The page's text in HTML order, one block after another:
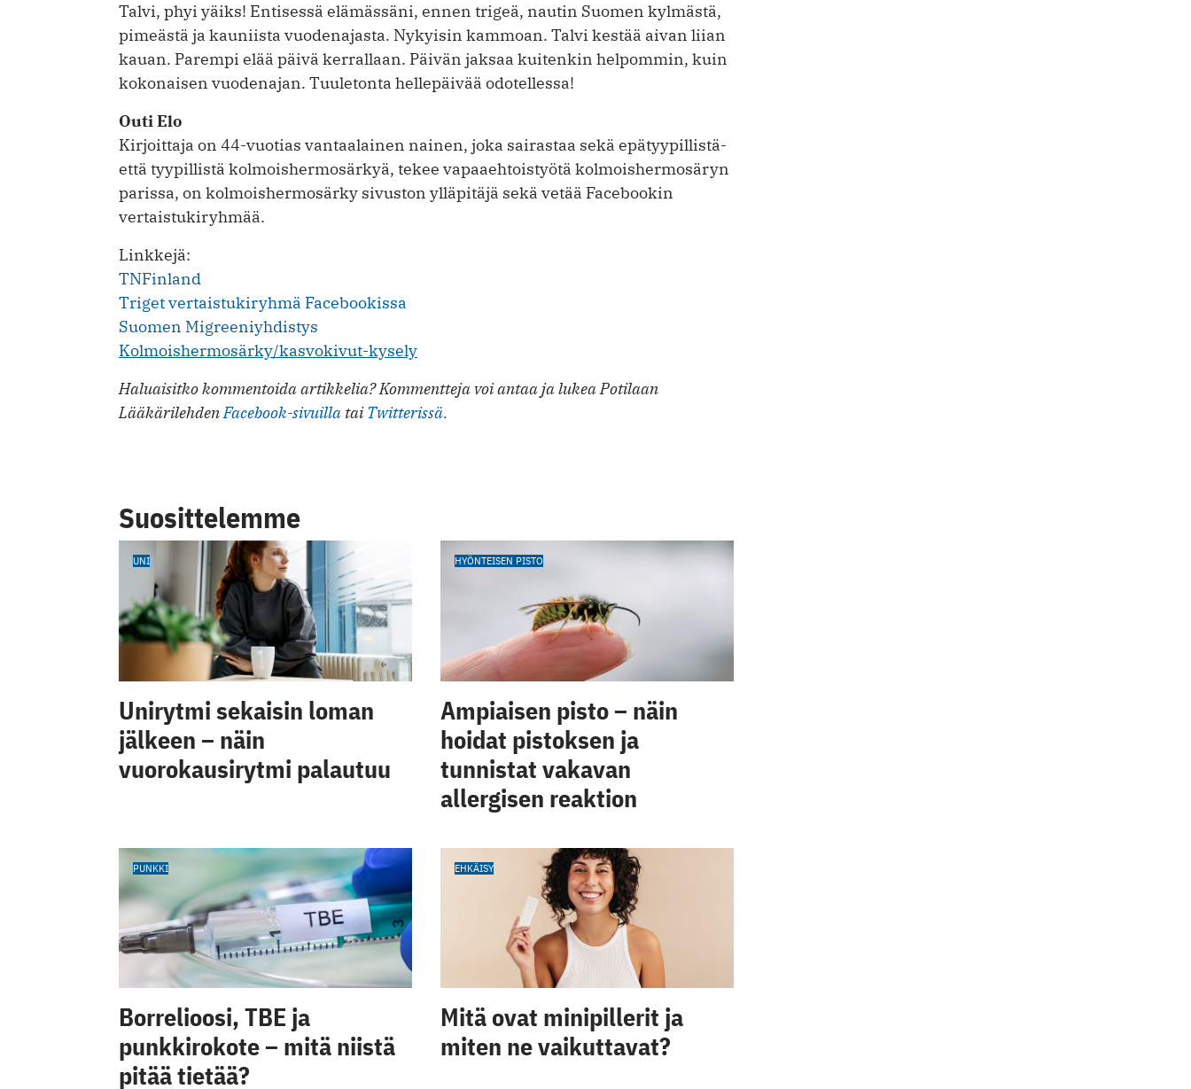
Talvi, phyi yäiks! Entisessä elämässäni, ennen trigeä, nautin Suomen kylmästä,
pimeästä ja kauniista vuodenajasta. Nykyisin kammoan. Talvi kestää aivan liian
kauan. Parempi elää päivä kerrallaan. Päivän jaksaa kuitenkin helpommin, kuin
kokonaisen vuodenajan. Tuuletonta hellepäivää odotellessa!
Outi Elo
Kirjoittaja on 44-vuotias vantaalainen nainen, joka sairastaa sekä epätyypillistä-
että tyypillistä kolmoishermosärkyä, tekee vapaaehtoistyötä kolmoishermosäryn
parissa, on kolmoishermosärky sivuston ylläpitäjä sekä vetää Facebookin
vertaistukiryhmää.
Linkkejä:
TNFinland
Triget vertaistukiryhmä Facebookissa
Suomen Migreeniyhdistys
Kolmoishermosärky/kasvokivut-kysely
Haluaisitko kommentoida artikkelia? Kommentteja voi antaa ja lukea Potilaan
LääkärilehdenFacebook-sivuilla taiTwitterissä.
Suosittelemme
UNI
Unirytmi sekaisin loman
jälkeen – näin
vuorokausirytmi palautuu
HYÖNTEISEN PISTO
Ampiaisen pisto – näin
hoidat pistoksen ja
tunnistat vakavan
allergisen reaktion
PUNKKI
Borrelioosi, TBE ja
punkkirokote – mitä niistä
pitää tietää?
EHKÄISY
Mitä ovat minipillerit ja
miten ne vaikuttavat?